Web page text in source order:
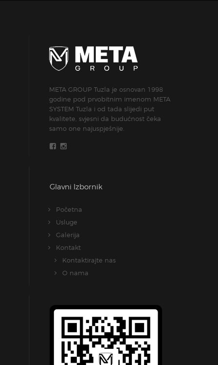
META GROUP Tuzla je osnovan 1998
godine pod prvobitnim imenom META
SYSTEM Tuzla i od tada slijedi put
kvalitete, svjesni da budućnost čeka
samo one najuspješnije.
Glavni Izbornik
Početna
Usluge
Galerija
Kontakt
Kontaktirajte nas
O nama